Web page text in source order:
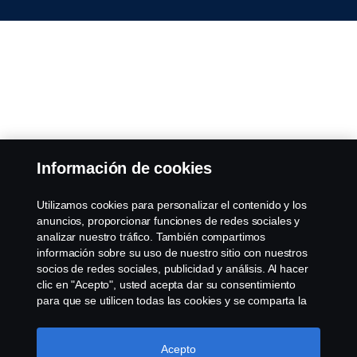
Información de cookies
Utilizamos cookies para personalizar el contenido y los
anuncios, proporcionar funciones de redes sociales y
analizar nuestro tráfico. También compartimos
información sobre su uso de nuestro sitio con nuestros
socios de redes sociales, publicidad y análisis. Al hacer
clic en "Acepto", usted acepta dar su consentimiento
para que se utilicen todas las cookies y se comparta la
haciendo clic en "Configuración de cookies" y
seleccionando las categorías que desea aceptar. Para
Acepto